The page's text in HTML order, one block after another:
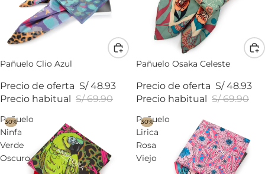
Pañuelo Clio Azul
Precio de oferta S/ 48.93
Precio habitual
S/ 69.90
Pañuelo Osaka Celeste
Precio de oferta S/ 48.93
Precio habitual
S/ 69.90
Pañuelo
Ninfa
Verde
Oscuro
30%
Pañuelo
Lirica
Rosa
Viejo
30%